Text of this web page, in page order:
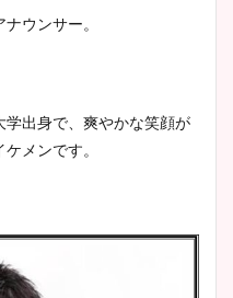
安藤萌々アナのカップ画像や
イエット方は？昔と現在を画
像比較！
ウンサー。
出身で、爽やかな笑顔が
メンです。